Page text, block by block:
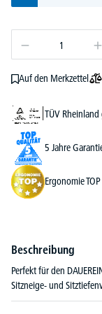
Auf den Merkzettel
TÜV
5 Jahre
Ergonomie TOP
Beschreibung
Perfekt für den
Sitzneige- und